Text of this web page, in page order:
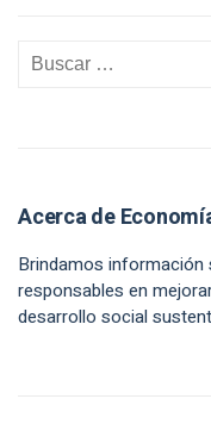
Acerca de
Brindamos información
responsables en
desarrollo social